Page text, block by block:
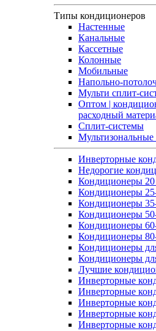
Типы кондиционеров
Настенные
Канальные
Кассетные
Колонные
Мобильные
Напольно-
Мульти сплит-
Оптом |
расходный
Сплит-системы
Инверторные
Недорогие
Кондиционеры 20
Кондиционеры
Кондиционеры
Кондиционеры
Кондиционеры
Кондиционеры
Кондиционеры
Кондиционеры
Лучшие
Инверторные
Инверторные
Инверторные
Инверторные
Инверторные